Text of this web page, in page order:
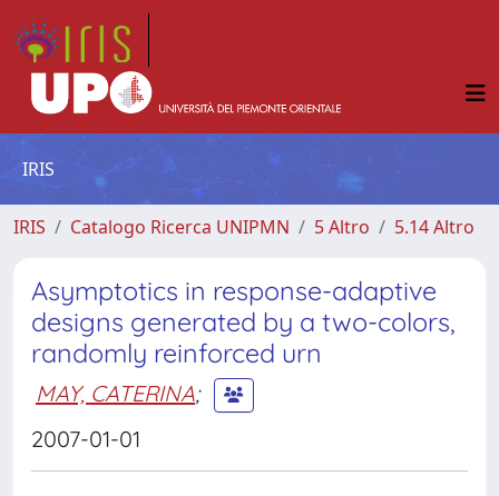
IRIS
IRIS Catalogo Ricerca UNIPMN 5 Altro 5.14 Altro
Asymptotics in response-adaptive
designs generated by a two-colors,
randomly reinforced urn
MAY, CATERINA;
2007-01-01